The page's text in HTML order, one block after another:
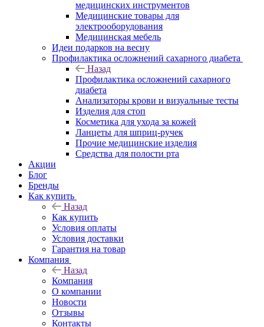
медицинских инструментов
Медицинские товары для
электрооборудования
Медицинская мебель
Идеи подарков на весну
Профилактика осложнений сахарного диабета
Назад
Профилактика осложнений сахарного
диабета
Анализаторы крови и визуальные тесты
Изделия для стоп
Косметика для ухода за кожей
Ланцеты для шприц-ручек
Прочие медицинские изделия
Средства для полости рта
Акции
Блог
Бренды
Как купить
Назад
Как купить
Условия оплаты
Условия доставки
Гарантия на товар
Компания
Назад
Компания
О компании
Новости
Отзывы
Контакты